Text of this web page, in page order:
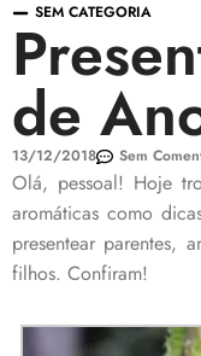
SEM CATEGORIA
de
13/12/2018 Sem
Olá, pessoal! Hoje
aromáticas como
presentear parentes,
filhos. Confiram!